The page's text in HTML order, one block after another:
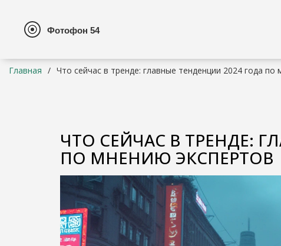
Главная Что сейчас в тренде: главные тенденции 2024 года по
ЧТО СЕЙЧАС В ТРЕНДЕ:
ПО МНЕНИЮ ЭКСПЕРТОВ